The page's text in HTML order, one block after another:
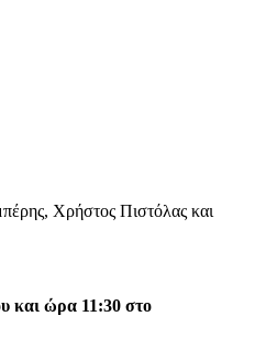
Χρήστος Πιστόλας και
και ώρα 11:30 στο